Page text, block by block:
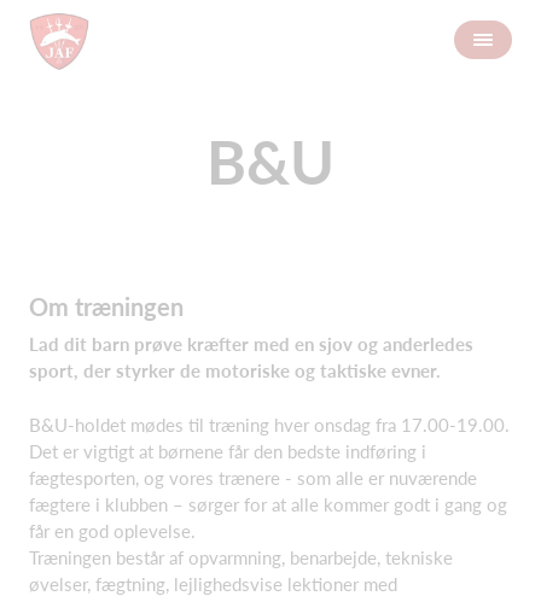
B&U
Om træningen
Lad dit barn prøve kræfter med en sjov og anderledes
sport, der styrker de motoriske og taktiske evner.
B&U-holdet mødes til træning hver onsdag fra 17.00-19.00.
Det er vigtigt at børnene får den bedste indføring i
fægtesporten, og vores trænere - som alle er nuværende
fægtere i klubben – sørger for at alle kommer godt i gang og
får en god oplevelse.
Træningen består af opvarmning, benarbejde, tekniske
øvelser, fægtning, lejlighedsvise lektioner med